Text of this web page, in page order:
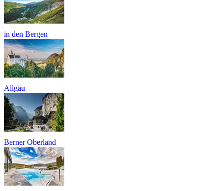
in den Bergen
Allgäu
Berner Oberland